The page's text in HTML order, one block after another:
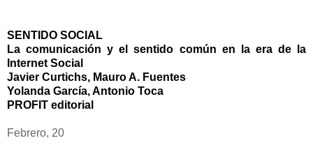
SENTIDO SOCIAL
La comunicación y el sentido común en la era de la
Internet Social
Javier Curtichs, Mauro A. Fuentes
Yolanda García, Antonio Toca
PROFIT editorial
Febrero, 20